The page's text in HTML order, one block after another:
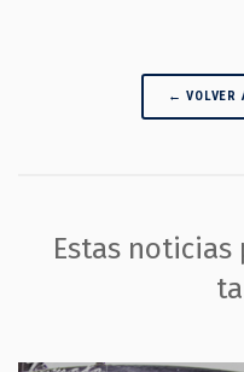
← VOLVER
Estas